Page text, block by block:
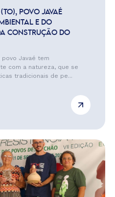
POVO JAVAÉ
E DO
CONSTRUÇÃO DO
Javaé tem
com a natureza, que se
tradicionais de pe...